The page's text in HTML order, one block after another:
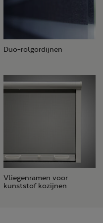
Duo-rolgordijnen
Vliegenramen voor
kunststof kozijnen